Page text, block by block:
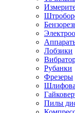
Лобзики
Рубанки
Фрезеры
Пилы